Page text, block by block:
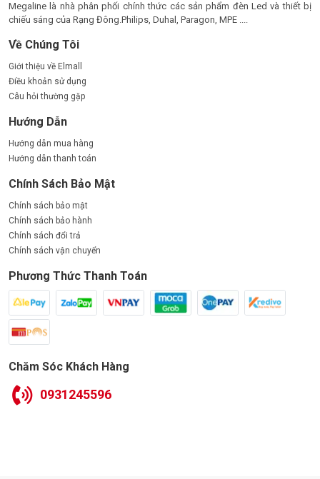
Kính cường lực bảo vệ chip led khỏi tác động từ môi
trường bên ngoài.
hoạt động được bền bỉ.
Nguyên lý hoạt động:
Chip led phát sáng khi có dòng điện chạy qua nhờ
vào hiệu ứng điện phát quang.
Driver chuyển đổi nguồn điện, đảm bảo cung cấp
Chóa phản quang giúp phân bổ ánh sáng đều, tăng
được hiệu suất chiếu sáng.
3. Đặc điểm nổi bật
100w
Megaline là nhà phân phối chính thức các sản phẩm đèn Led và thiết bị
chiếu sáng của Rạng Đông.Philips, Duhal, Paragon, MPE ....
Về Chúng Tôi
Giới thiệu về Elmall
Điều khoản sử dụng
Câu hỏi thường gặp
Hướng Dẫn
Hướng dẫn mua hàng
Hướng dẫn thanh toán
Chính Sách Bảo Mật
Chính sách bảo mật
Chính sách bảo hành
Chính sách đổi trả
Chính sách vận chuyển
Phương Thức Thanh Toán
Chăm Sóc Khách Hàng
0931245596